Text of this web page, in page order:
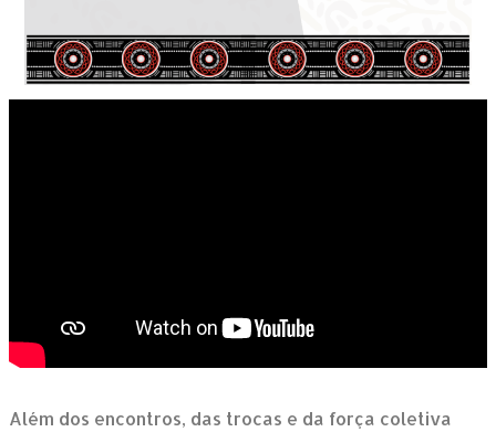
Além dos encontros, das trocas e da força coletiva